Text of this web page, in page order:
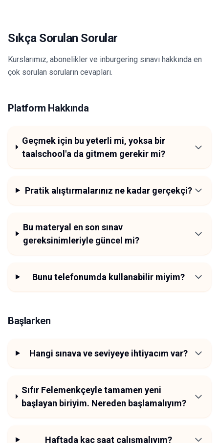
Sıkça Sorulan Sorular
Kurslarımız, abonelikler ve inburgering sınavı hakkında en
çok sorulan soruların cevapları.
Platform Hakkında
Geçmek için bu yeterli mi, yoksa bir
taalschool'a da gitmem gerekir mi?
Pratik alıştırmalarınız ne kadar gerçekçi?
Bu materyal en son sınav
gereksinimleriyle güncel mi?
Bunu telefonumda kullanabilir miyim?
Başlarken
Hangi sınava ve seviyeye ihtiyacım var?
Sıfır Felemenkçeyle tamamen yeni
başlayan biriyim. Nereden başlamalıyım?
Haftada kaç saat çalışmalıyım?